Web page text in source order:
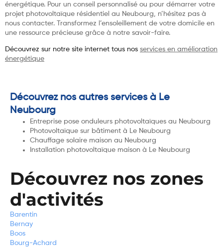
énergétique. Pour un conseil personnalisé ou pour démarrer votre
projet photovoltaïque résidentiel au Neubourg, n’hésitez pas à
nous contacter. Transformez l’ensoleillement de votre domicile en
une ressource précieuse grâce à notre savoir-faire.
Découvrez sur notre site internet tous nos services en amélioration
énergétique
Découvrez nos autres services à Le
Neubourg
Entreprise pose onduleurs photovoltaïques au Neubourg
Photovoltaïque sur bâtiment à Le Neubourg
Chauffage solaire maison au Neubourg
Installation photovoltaïque maison à Le Neubourg
Découvrez nos zones
d'activités
Barentin
Bernay
Boos
Bourg-Achard